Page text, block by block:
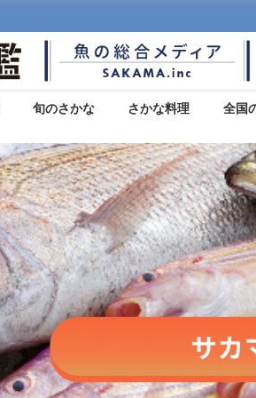
旬のさかな さかな料理 全国